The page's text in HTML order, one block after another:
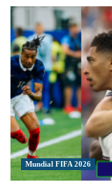
sede
para
la
fase
final
del
Conmebol
Preolímpico
Venezuela
Mundial FIFA 2026